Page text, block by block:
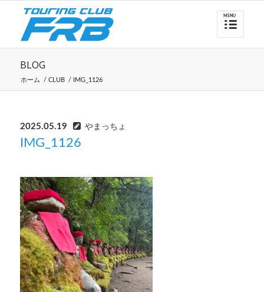
BLOG
ホーム / CLUB / IMG_1126
2025.05.19 やまっちょ
IMG_1126